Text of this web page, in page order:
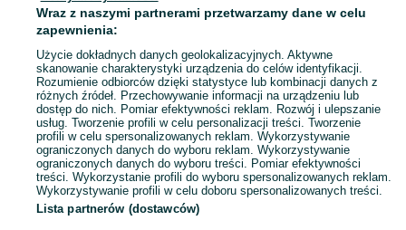
Mapa ministron
Wraz z naszymi partnerami przetwarzamy dane w celu
zapewnienia:
Użycie dokładnych danych geolokalizacyjnych. Aktywne
skanowanie charakterystyki urządzenia do celów identyfikacji.
Rozumienie odbiorców dzięki statystyce lub kombinacji danych z
różnych źródeł. Przechowywanie informacji na urządzeniu lub
dostęp do nich. Pomiar efektywności reklam. Rozwój i ulepszanie
usług. Tworzenie profili w celu personalizacji treści. Tworzenie
profili w celu spersonalizowanych reklam. Wykorzystywanie
ograniczonych danych do wyboru reklam. Wykorzystywanie
ograniczonych danych do wyboru treści. Pomiar efektywności
treści. Wykorzystanie profili do wyboru spersonalizowanych reklam.
Wykorzystywanie profili w celu doboru spersonalizowanych treści.
Lista partnerów (dostawców)